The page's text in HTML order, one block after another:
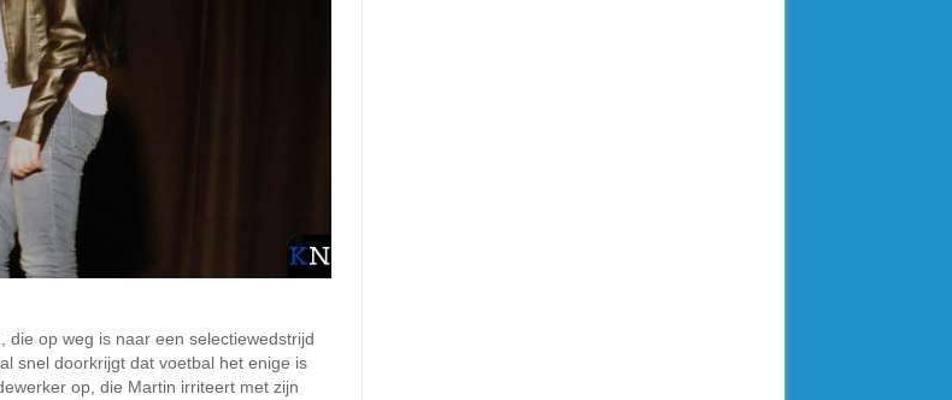
op weg is naar een selectiewedstrijd
snel doorkrijgt dat voetbal het enige is
op, die Martin irriteert met zijn